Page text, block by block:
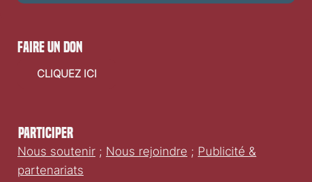
Participer
Nous soutenir ; Nous rejoindre ; Publicité &
partenariats
faire un don
CLIQUEZ ICI